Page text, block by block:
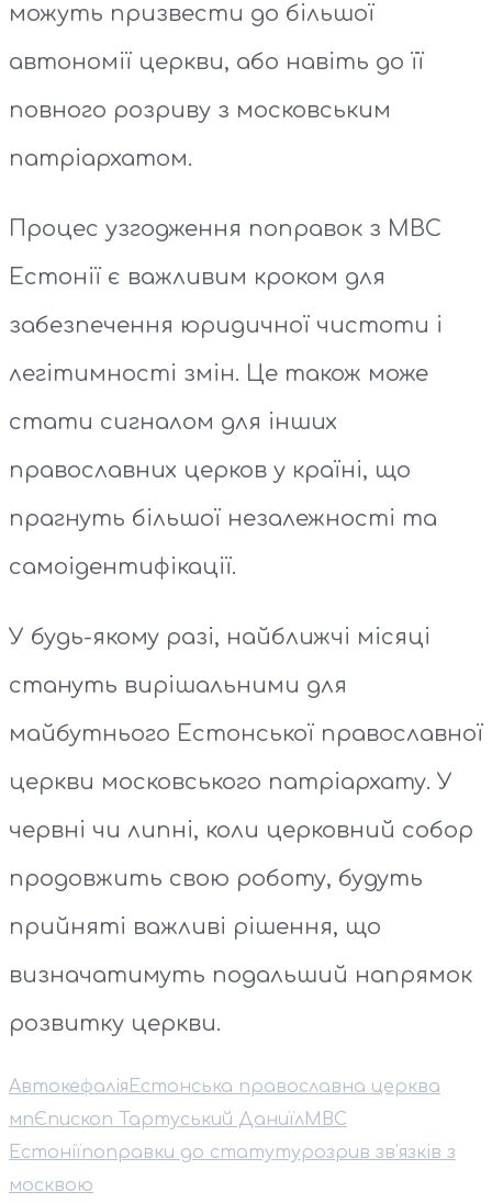
можуть призвести до більшої
автономії церкви, або навіть до її
повного розриву з московським
патріархатом.
Процес узгодження поправок з МВС
Естонії є важливим кроком для
забезпечення юридичної чистоти і
легітимності змін. Це також може
стати сигналом для інших
православних церков у країні, що
прагнуть більшої незалежності та
самоідентифікації.
У будь-якому разі, найближчі місяці
стануть вирішальними для
майбутнього Естонської православної
церкви московського патріархату. У
червні чи липні, коли церковний собор
продовжить свою роботу, будуть
прийняті важливі рішення, що
визначатимуть подальший напрямок
розвитку церкви.
Автокефалія Естонська православна церква
мпЄпископ Тартуський ДаниїлМВС
Естоніїпоправки до статутурозрив зв'язків з
москвою